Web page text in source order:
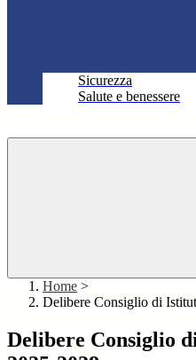
Sicurezza
Salute e benessere
Home >
Delibere Consiglio di
Delibere Consiglio